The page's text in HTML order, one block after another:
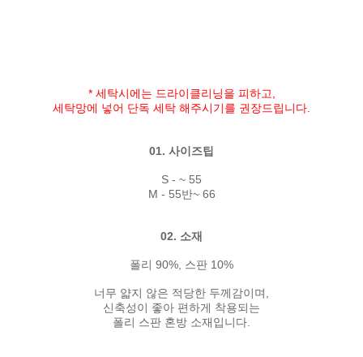
* 세탁시에는 드라이클리닝을 피하고,
세탁망에 넣어 단독 세탁 해주시기를 권장드립니다.
01. 사이즈팁
S - ~ 55
M - 55반~ 66
02. 소재
폴리 90%, 스판 10%
너무 얇지 않은 적당한 두께감이며,
신축성이 좋아 편하게 착용되는
폴리 스판 혼방 소재입니다.